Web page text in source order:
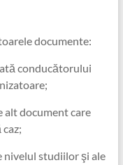
documente:
conducătorului
alt document care
nivelul studiilor şi ale